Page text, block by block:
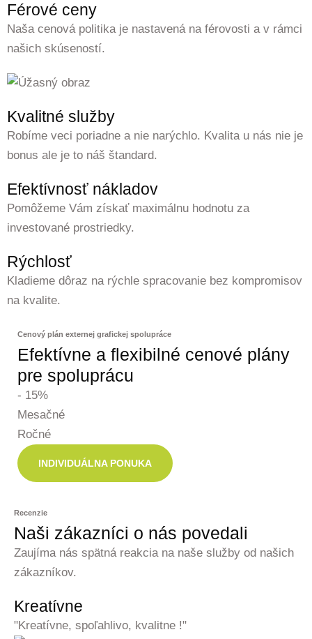
Férové ceny
Naša cenová politika je nastavená na férovosti a v rámci
našich skúseností.
Kvalitné služby
Robíme veci poriadne a nie narýchlo. Kvalita u nás nie je
bonus ale je to náš štandard.
Efektívnosť nákladov
Pomôžeme Vám získať maximálnu hodnotu za
investované prostriedky.
Rýchlosť
Kladieme dôraz na rýchle spracovanie bez kompromisov
na kvalite.
Cenový plán externej grafickej spolupráce
Efektívne a flexibilné cenové plány
pre spoluprácu
- 15%
Mesačné
Ročné
INDIVIDUÁLNA PONUKA
Recenzie
Naši zákazníci o nás povedali
Zaujíma nás spätná reakcia na naše služby od našich
zákazníkov.
Kreatívne
"Kreatívne, spoľahlivo, kvalitne !"